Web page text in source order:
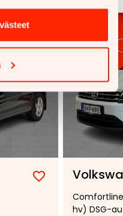
Lisää
suosikiksi
Poista
suosikeista
Comfortline
hv) DSG-